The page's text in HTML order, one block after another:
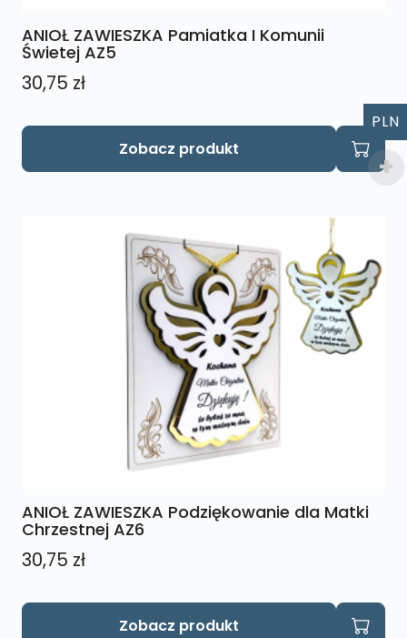
ANIOŁ ZAWIESZKA Pamiatka I Komunii
Świetej AZ5
30,75 zł
Zobacz produkt
ANIOŁ ZAWIESZKA Podziękowanie dla Matki
Chrzestnej AZ6
30,75 zł
Zobacz produkt
PLN